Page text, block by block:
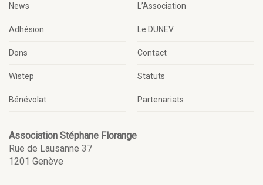
News L’Association
Adhésion Le DUNEV
Dons Contact
Wistep Statuts
Bénévolat Partenariats
Association Stéphane Florange
Rue de Lausanne 37
1201 Genève